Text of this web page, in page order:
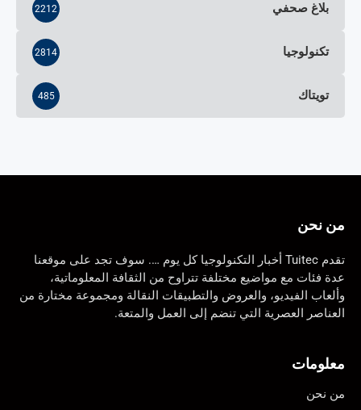
بلاغ صحفي 2212
تكنولوجيا 2814
تويتاك 485
من نحن
تقدم Tuitec أخبار التكنولوجيا كل يوم …. سوف تجد على موقعنا
عدة فئات مع مواضيع مختلفة تتراوح من الثقافة المعلوماتية،
وألعاب الفيديو، والعروض والتطبيقات النقالة ومجموعة مختارة من
العناصر العصرية التي تنضم إلى العمل والمتعة.
معلومات
من نحن